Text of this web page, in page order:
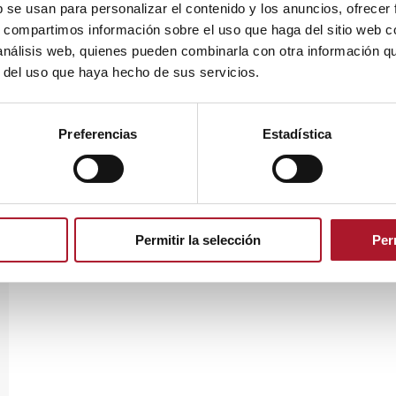
usan para personalizar el contenido y los anuncios,
información sobre el uso que haga del sitio web
web, quienes pueden combinarla con otra información
uso que haya hecho de sus servicios.
Preferencias Estadística
Permitir la selección